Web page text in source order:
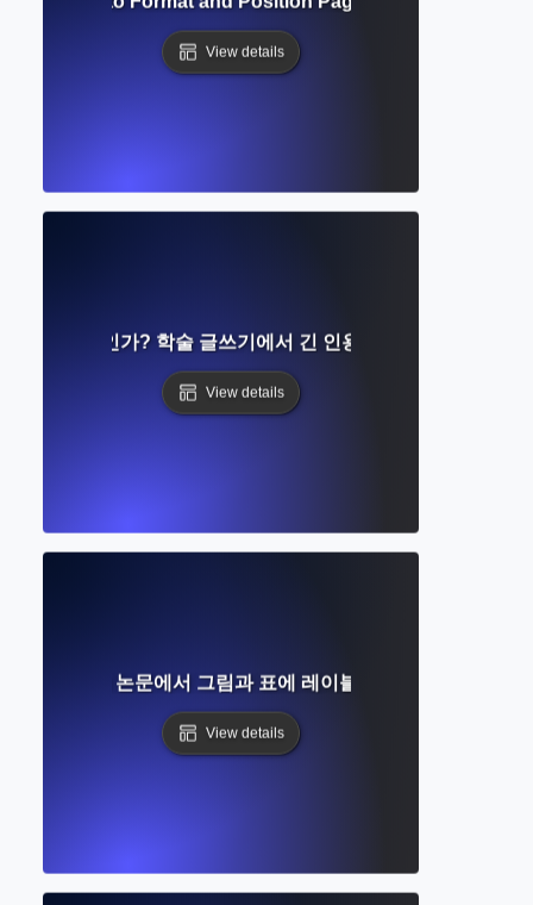
View details
이란 무엇인가? 학술 글쓰기에서 긴 인용을 형식화하는 방법
View details
인가? 학술 논문에서 그림과 표에 레이블을 붙이는 완벽한 가
View details